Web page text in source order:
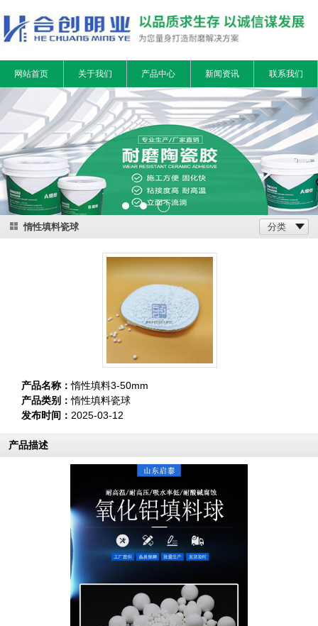
网站首页 关于我们 产品中心 新闻资讯 联系我们
惰性填料瓷球 分类
产品名称：惰性填料3-50mm
产品类别：惰性填料瓷球
发布时间： 2025-03-12
产品描述